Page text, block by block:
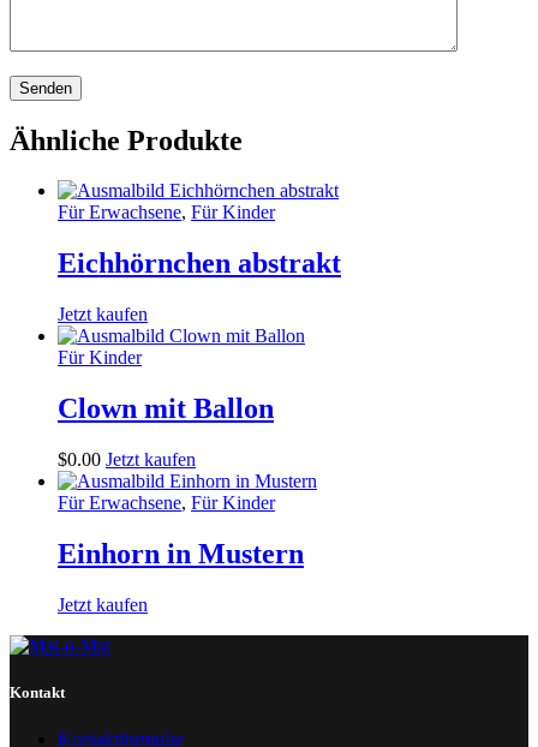
Ähnliche Produkte
Für Erwachsene, Für Kinder
Eichhörnchen abstrakt
Jetzt kaufen
Für Kinder
Clown mit Ballon
$0.00 Jetzt kaufen
Für Erwachsene, Für Kinder
Einhorn in Mustern
Jetzt kaufen
Kontakt
Kontaktformular